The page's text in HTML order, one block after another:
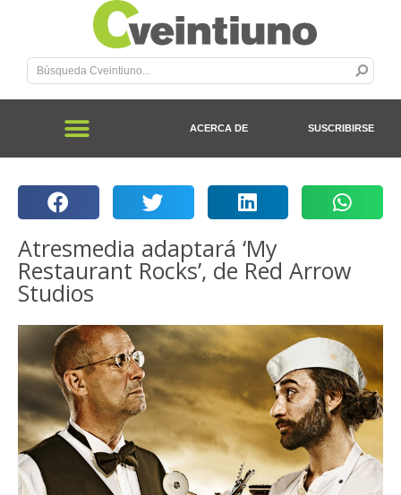
ACERCA DE SUSCRIBIRSE
Atresmedia adaptará ‘My
Restaurant Rocks’, de Red Arrow
Studios